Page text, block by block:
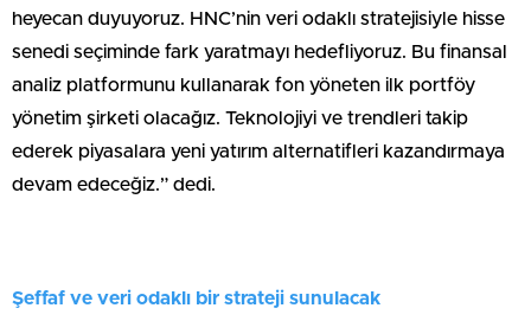
heyecan duyuyoruz. HNC’nin veri odaklı stratejisiyle hisse
senedi seçiminde fark yaratmayı hedefliyoruz. Bu finansal
analiz platformunu kullanarak fon yöneten ilk portföy
yönetim şirketi olacağız. Teknolojiyi ve trendleri takip
ederek piyasalara yeni yatırım alternatifleri kazandırmaya
devam edeceğiz.” dedi.
Şeffaf ve veri odaklı bir strateji sunulacak